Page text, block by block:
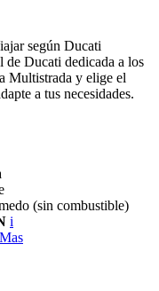
según Ducati
Ducati dedicada a los
Multistrada y elige el
a tus necesidades.
(sin combustible)
i